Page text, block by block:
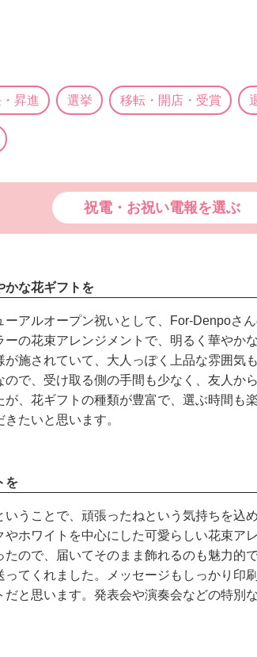
昇進 選挙 移転・開店・受賞
祝電・お祝い電報を選ぶ
かな花ギフトを
アルオープン祝いとして、For-Denpoさ
の花束アレンジメントで、明るく華やか
施されていて、大人っぽく上品な雰囲気
で、受け取る側の手間も少なく、友人か
、花ギフトの種類が豊富で、選ぶ時間も
たいと思います。
を
うことで、頑張ったねという気持ちを込
ホワイトを中心にした可愛らしい花束ア
ので、届いてそのまま飾れるのも魅力的
てくれました。メッセージもしっかり印
と思います。発表会や演奏会などの特別